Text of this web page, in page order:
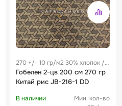
270 +/- 10 гр/м2 30% хлопок /
70% полиэстер 0.25 м
Гобелен 2-цв 200 см 270 гр
Китай рис JB-216-1 DD
В наличии
Мин. кол-во